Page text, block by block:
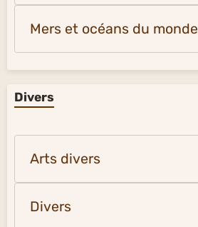
Mers et océans du monde
Divers
Arts divers
Divers